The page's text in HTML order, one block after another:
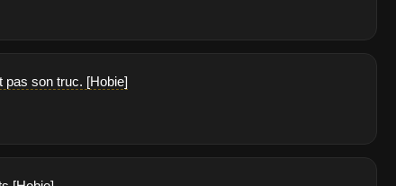
pas son truc. [Hobie]